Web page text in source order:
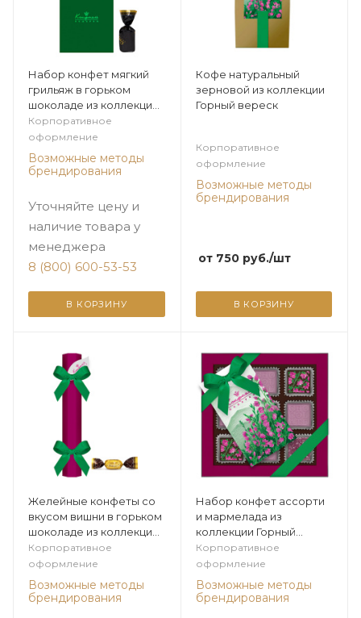
Набор конфет мягкий
грильяж в горьком
шоколаде из коллекции
Горный вереск
Корпоративное
оформление
Возможные методы
брендирования
Уточняйте цену и
наличие товара у
менеджера
8 (800) 600-53-53
В КОРЗИНУ
Кофе натуральный
зерновой из коллекции
Горный вереск
Корпоративное
оформление
Возможные методы
брендирования
от 750руб./шт
В КОРЗИНУ
Желейные конфеты со
вкусом вишни в горьком
шоколаде из коллекции
Горный вереск
Корпоративное
оформление
Возможные методы
брендирования
Набор конфет ассорти
и мармелада из
коллекции Горный
вереск
Корпоративное
оформление
Возможные методы
брендирования